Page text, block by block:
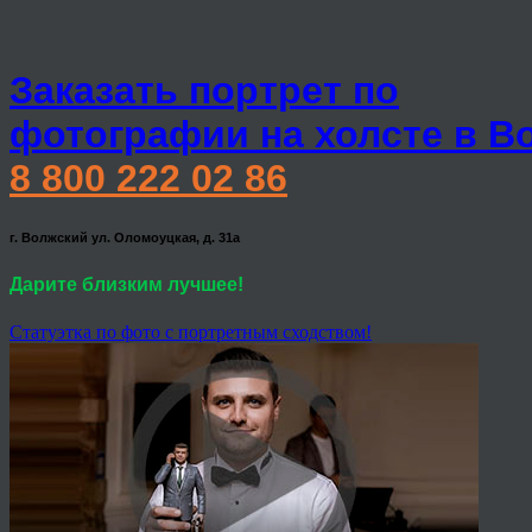
Заказать портрет по
фотографии на холсте в
8 800 222 02 86
г. Волжский ул. Оломоуцкая, д. 31а
Дарите близким лучшее!
Статуэтка по фото с портретным сходством!